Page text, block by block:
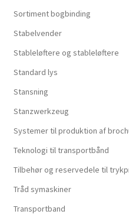
Sortiment bogbinding
Stabelvender
Stableløftere og stableløftere
Standard lys
Stansning
Stanzwerkzeug
Systemer til produktion af
Teknologi til transportbånd
Tilbehør og reservedele til
Tråd symaskiner
Transportband